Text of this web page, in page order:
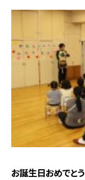
お誕生日おめでとう